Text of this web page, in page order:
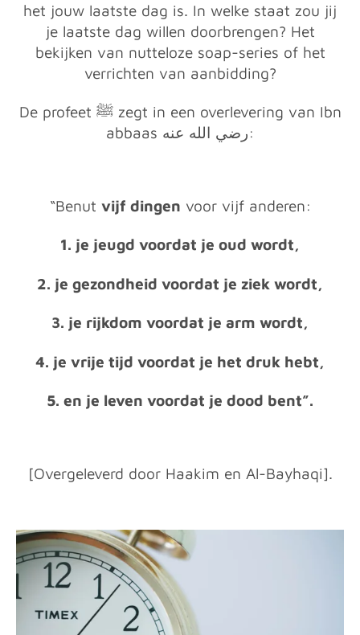
het jouw laatste dag is. In welke staat zou jij
je laatste dag willen doorbrengen? Het
bekijken van nutteloze soap-series of het
verrichten van aanbidding?
De profeet ﷺ zegt in een overlevering van Ibn
abbaas رضي الله عنه:
“Benut vijf dingen voor vijf anderen:
1. je jeugd voordat je oud wordt,
2. je gezondheid voordat je ziek wordt,
3. je rijkdom voordat je arm wordt,
4. je vrije tijd voordat je het druk hebt,
5. en je leven voordat je dood bent”.
[Overgeleverd door Haakim en Al-Bayhaqi].